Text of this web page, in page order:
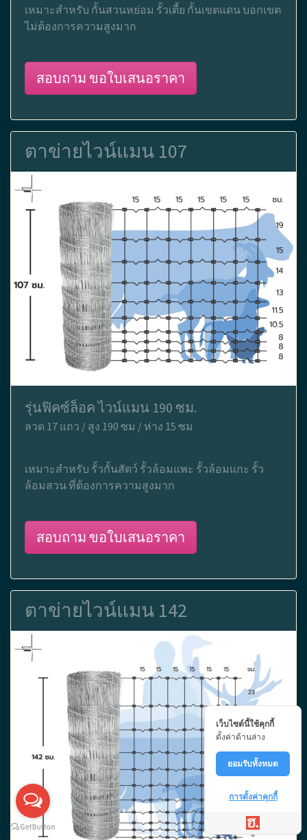
เหมาะสำหรับ กั้นสวนหย่อม รั้วเตี้ย กั้นเขตแดน บอกเขต
ไม่ต้องการความสูงมาก
สอบถาม ขอใบเสนอราคา
ตาข่ายไวน์แมน 107
รุ่นฟิคซ์ล็อค ไวน์แมน 190 ซม.
ลวด 17 แถว / สูง 190 ซม / ห่าง 15 ซม
เหมาะสำหรับ รั้วกั้นสัตว์ รั้วล้อมแพะ รั้วล้อมแกะ รั้ว
ล้อมสวน ที่ต้องการความสูงมาก
สอบถาม ขอใบเสนอราคา
ตาข่ายไวน์แมน 142
เว็บไซต์นี้ใช้คุกกี้
ตั้งค่าด้านล่าง
ยอมรับทั้งหมด
การตั้งค่าคุกกี้